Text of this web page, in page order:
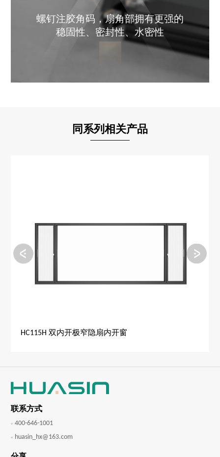
螺钉注胶角码，扇角部拥有更强的
稳固性、密封性、水密性
同系列相关产品
HC115H 双内开极窄隐扇内开窗
联系方式
400-646-1001
huasin_hx@163.com